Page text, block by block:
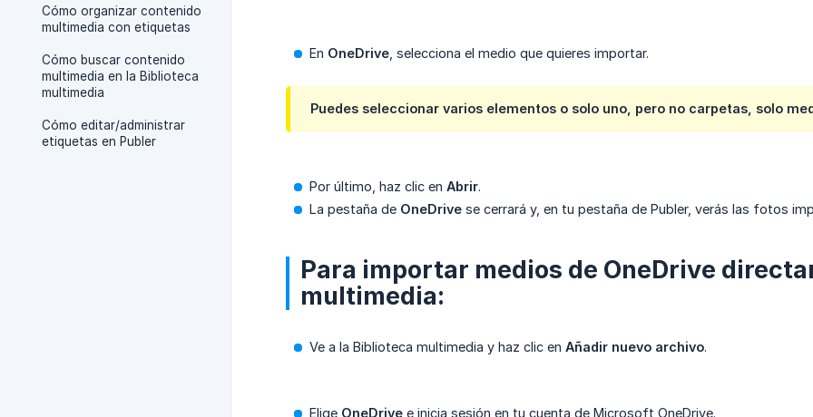
Cómo organizar contenido
multimedia con etiquetas
Cómo buscar contenido
multimedia en la Biblioteca
multimedia
Cómo editar/administrar
etiquetas en Publer
En OneDrive , selecciona el medio que quieres importar.
Puedes seleccionar varios elementos o solo uno, pero no carpetas, solo
Por último, haz clic en Abrir.
La pestaña de OneDrive se cerrará y, en tu pestaña de Publer, verás las fotos
Para importar medios de OneDrive
multimedia:
Ve a la Biblioteca multimedia y haz clic en Añadir nuevo archivo.
Elige OneDrive e inicia sesión en tu cuenta de Microsoft OneDrive.